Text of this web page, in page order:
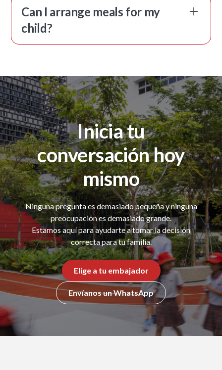
You can go ahead and apply by selecting the link here
https://www.xwa.edu.sg/admissions/apply-online/
Can I arrange meals for my
child?
Yes we have a school canteen offering Asian, Western and
Vegetarian meals daily. The menu changes daily and weekly and our
service provider is headed up by a Michelin-star chef. You can also
send in home lunch.
Inicia tu
conversación hoy
mismo
Ninguna pregunta es demasiado pequeña y ninguna
preocupación es demasiado grande.
Estamos aquí para ayudarte a tomar la decisión
correcta para tu familia.
Elige a tu embajador
Envíanos un WhatsApp